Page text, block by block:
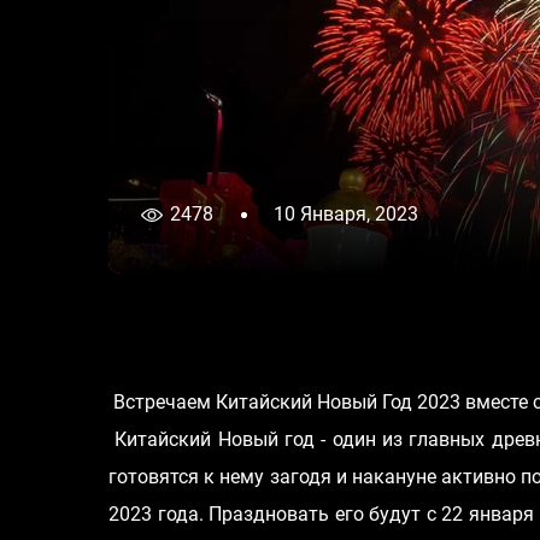
2478 10 Января, 2023
Встречаем Китайский Новый Год 2023 вместе
Китайский Новый год - один из главных
готовятся к нему загодя и накануне
2023 года. Праздновать его будут с 22